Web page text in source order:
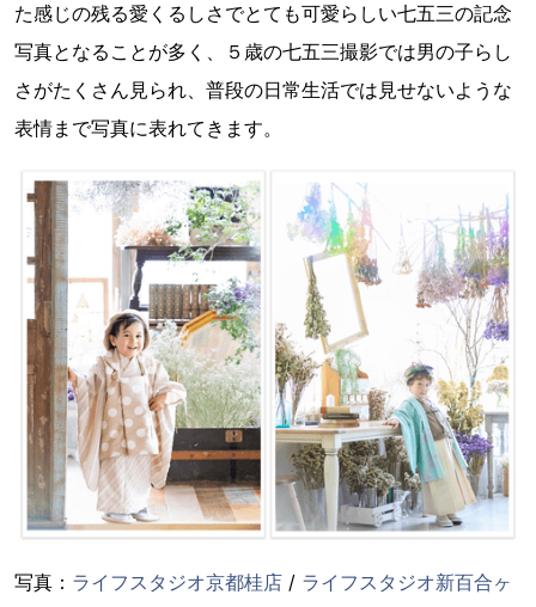
た感じの残る愛くるしさでとても可愛らしい七五三の記念
写真となることが多く、５歳の七五三撮影では男の子らし
さがたくさん見られ、普段の日常生活では見せないような
表情まで写真に表れてきます。
写真： ライフスタジオ京都桂店 / ライフスタジオ新百合ヶ